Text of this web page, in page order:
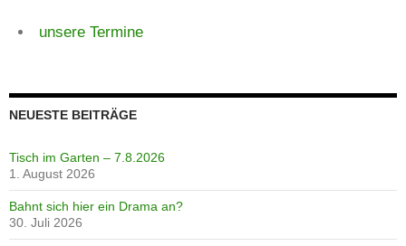
unsere Termine
NEUESTE BEITRÄGE
Tisch im Garten – 7.8.2026
1. August 2026
Bahnt sich hier ein Drama an?
30. Juli 2026